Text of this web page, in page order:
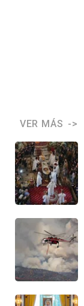
VER MÁS